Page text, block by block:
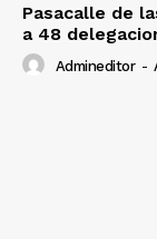
Contacto
Prensa
Pasacalle de
a 48
Admineditor -